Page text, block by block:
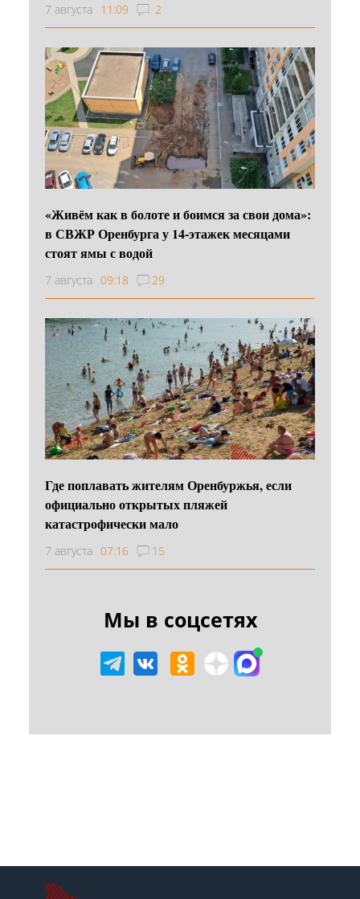
7 августа 11:09 2
«Живём как в болоте и боимся за свои дома»:
в СВЖР Оренбурга у 14-этажек месяцами
стоят ямы с водой
7 августа 09:18 29
Где поплавать жителям Оренбуржья, если
официально открытых пляжей
катастрофически мало
7 августа 07:16 15
Мы в соцсетях